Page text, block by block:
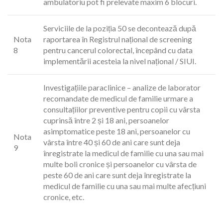
Nota
8
Serviciile de la poziția 50 se decontează după
raportarea în Registrul național de screening
pentru cancerul colorectal, începând cu data
implementării acesteia la nivel național / SIUI.
Nota
9
Investigațiile paraclinice – analize de laborator
recomandate de medicul de familie urmare a
consultațiilor preventive pentru copii cu vârsta
cuprinsă între 2 și 18 ani, persoanelor
asimptomatice peste 18 ani, persoanelor cu
vârsta între 40 și 60 de ani care sunt deja
înregistrate la medicul de familie cu una sau mai
multe boli cronice și persoanelor cu vârsta de
peste 60 de ani care sunt deja înregistrate la
medicul de familie cu una sau mai multe afecțiuni
cronice, etc.